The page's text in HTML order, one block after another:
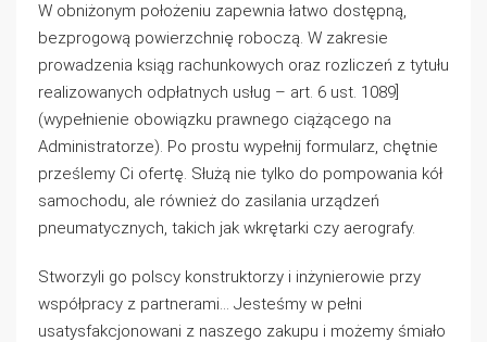
W obniżonym położeniu zapewnia łatwo dostępną,
bezprogową powierzchnię roboczą. W zakresie
prowadzenia ksiąg rachunkowych oraz rozliczeń z tytułu
realizowanych odpłatnych usług – art. 6 ust. 1089]
(wypełnienie obowiązku prawnego ciążącego na
Administratorze). Po prostu wypełnij formularz, chętnie
prześlemy Ci ofertę. Służą nie tylko do pompowania kół
samochodu, ale również do zasilania urządzeń
pneumatycznych, takich jak wkrętarki czy aerografy.
Stworzyli go polscy konstruktorzy i inżynierowie przy
współpracy z partnerami… Jesteśmy w pełni
usatysfakcjonowani z naszego zakupu i możemy śmiało